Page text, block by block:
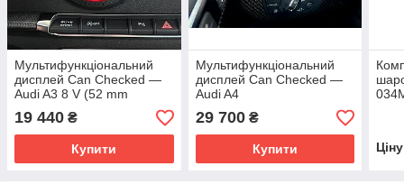
Мультифункціональний
дисплей Can Checked —
Audi A3 8 V (52 mm
display)
19 440 ₴
Купити
Мультифункціональний
дисплей Can Checked —
Audi A4
B9+S4/RS4/A5/S5/RS5
29 700₴
Купити